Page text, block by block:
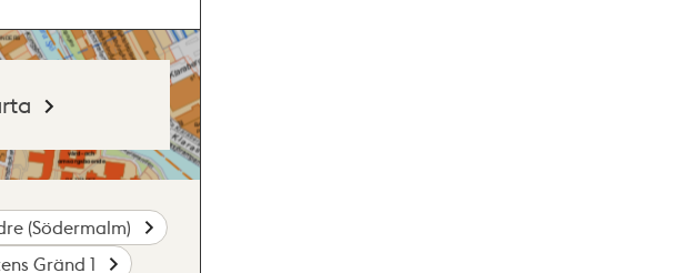
(Södermalm)
Gränd 1